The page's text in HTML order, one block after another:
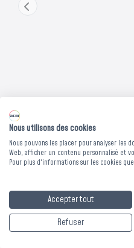
DORIAN -
Ht.160 cm
Nous utilisons des cookies
Nous pouvons les placer pour analyser les
Web, afficher un contenu personnalisé et
Pour plus d'informations sur les cookies
Accepter tout
Refuser